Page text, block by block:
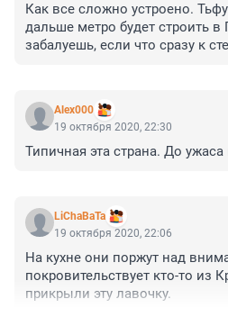
Как все сложно устроено.
дальше метро будет строить в
забалуешь, если что сразу к
Alex000
19 октября 2020, 22:30
Типичная эта страна. До ужаса
LiChaBaTa
19 октября 2020, 22:06
На кухне они поржут над
покровительствует кто-то из
прикрыли эту лавочку.